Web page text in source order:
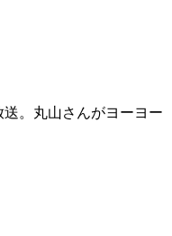
。丸山さんがヨーヨー